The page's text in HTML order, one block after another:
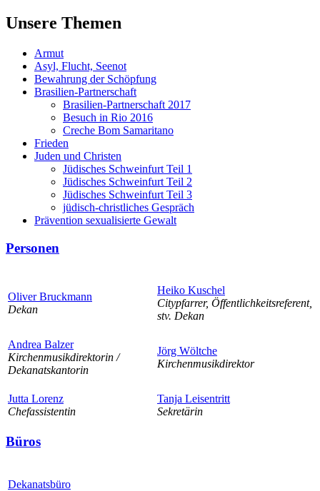
Unsere Themen
Armut
Asyl, Flucht, Seenot
Bewahrung der Schöpfung
Brasilien-Partnerschaft
Brasilien-Partnerschaft 2017
Besuch in Rio 2016
Creche Bom Samaritano
Frieden
Juden und Christen
Jüdisches Schweinfurt Teil 1
Jüdisches Schweinfurt Teil 2
Jüdisches Schweinfurt Teil 3
jüdisch-christliches Gespräch
Prävention sexualisierte Gewalt
Personen
Oliver Bruckmann
Dekan
Heiko Kuschel
Citypfarrer, Öffentlichkeitsreferent,
stv. Dekan
Andrea Balzer
Kirchenmusikdirektorin /
Dekanatskantorin
Jörg Wöltche
Kirchenmusikdirektor
Jutta Lorenz
Chefassistentin
Tanja Leisentritt
Sekretärin
Büros
Dekanatsbüro